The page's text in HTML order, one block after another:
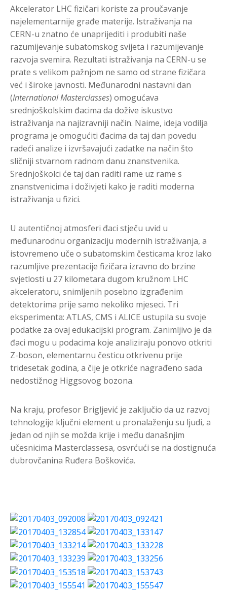
Akcelerator LHC fizičari koriste za proučavanje
najelementarnije građe materije. Istraživanja na
CERN-u znatno će unaprijediti i produbiti naše
razumijevanje subatomskog svijeta i razumijevanje
razvoja svemira. Rezultati istraživanja na CERN-u se
prate s velikom pažnjom ne samo od strane fizičara
već i široke javnosti. Međunarodni nastavni dan
(International Masterclasses) omogućava
srednjoškolskim đacima da dožive iskustvo
istraživanja na najizravniji način. Naime, ideja vodilja
programa je omogućiti đacima da taj dan povedu
radeći analize i izvršavajući zadatke na način što
sličniji stvarnom radnom danu znanstvenika.
Srednjoškolci će taj dan raditi rame uz rame s
znanstvenicima i doživjeti kako je raditi moderna
istraživanja u fizici.
U autentičnoj atmosferi đaci stječu uvid u
međunarodnu organizaciju modernih istraživanja, a
istovremeno uče o subatomskim česticama kroz lako
razumljive prezentacije fizičara izravno do brzine
svjetlosti u 27 kilometara dugom kružnom LHC
akceleratoru, snimljenih posebno izgrađenim
detektorima prije samo nekoliko mjeseci. Tri
eksperimenta: ATLAS, CMS i ALICE ustupila su svoje
podatke za ovaj edukacijski program. Zanimljivo je da
đaci mogu u podacima koje analiziraju ponovo otkriti
Z-boson, elementarnu česticu otkrivenu prije
tridesetak godina, a čije je otkriće nagrađeno sada
nedostižnog Higgsovog bozona.
Na kraju, profesor Brigljević je zaključio da uz razvoj
tehnologije ključni element u pronalaženju su ljudi, a
jedan od njih se možda krije i među današnjim
učesnicima Masterclassesa, osvrćući se na dostignuća
dubrovčanina Ruđera Boškovića.